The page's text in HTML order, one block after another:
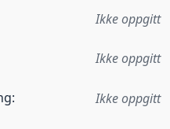
Ikke oppgitt
Ikke oppgitt
: Ikke oppgitt